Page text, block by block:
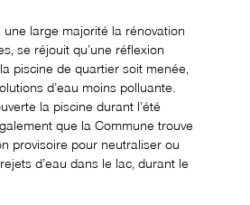
large majorité la rénovation
se réjouit qu’une réflexion
piscine de quartier soit menée,
d’eau moins polluante.
la piscine durant l’été
que la Commune trouve
provisoire pour neutraliser ou
d’eau dans le lac, durant le